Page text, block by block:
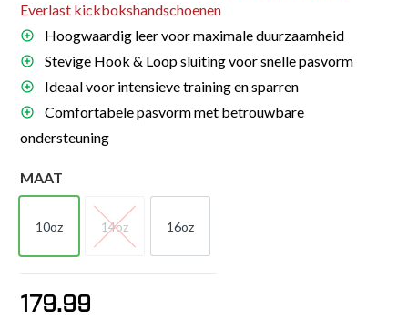
Everlast kickbokshandschoenen
Hoogwaardig leer voor maximale duurzaamheid
Stevige Hook & Loop sluiting voor snelle pasvorm
Ideaal voor intensieve training en sparren
Comfortabele pasvorm met betrouwbare
ondersteuning
MAAT
10oz
10oz
14oz
14oz
16oz
16oz
179.99